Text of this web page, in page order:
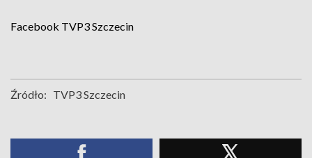
Facebook TVP3 Szczecin
Źródło: TVP3 Szczecin